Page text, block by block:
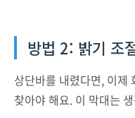
방법 2: 밝기 조
상단바를 내렸다면, 이제
찾아야 해요. 이 막대는